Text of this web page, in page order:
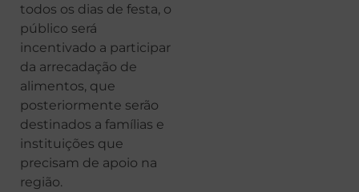
todos os dias de festa, o
público será
incentivado a participar
da arrecadação de
alimentos, que
posteriormente serão
destinados a famílias e
instituições que
precisam de apoio na
região.